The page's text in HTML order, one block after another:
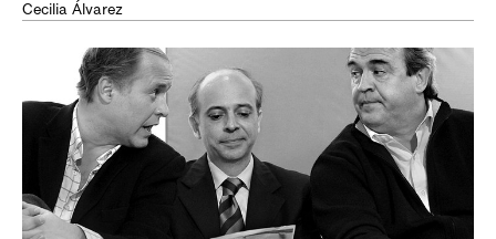
Cecilia Álvarez